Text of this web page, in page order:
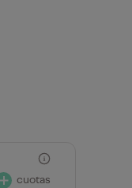
cuotas